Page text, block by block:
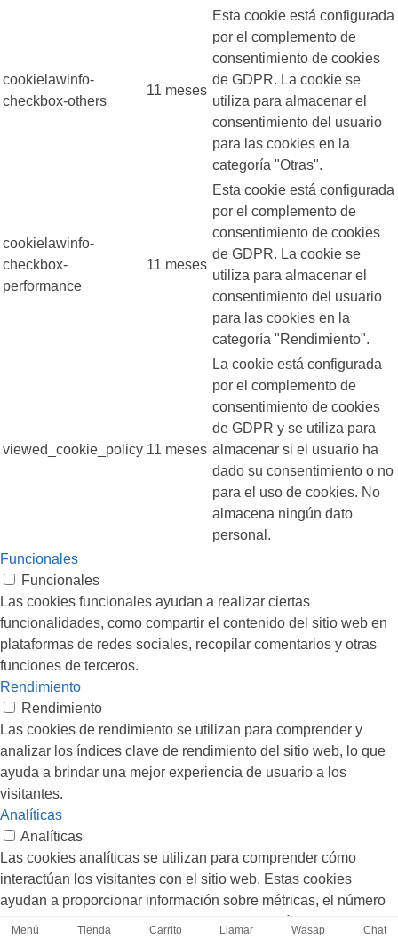
cookielawinfo-
checkbox-others
11 meses
Esta cookie está configurada
por el complemento de
consentimiento de cookies
de GDPR. La cookie se
utiliza para almacenar el
consentimiento del usuario
para las cookies en la
categoría "Otras".
cookielawinfo-
checkbox-
performance
11 meses
Esta cookie está configurada
por el complemento de
consentimiento de cookies
de GDPR. La cookie se
utiliza para almacenar el
consentimiento del usuario
para las cookies en la
categoría "Rendimiento".
viewed_cookie_policy 11 meses
La cookie está configurada
por el complemento de
consentimiento de cookies
de GDPR y se utiliza para
almacenar si el usuario ha
dado su consentimiento o no
para el uso de cookies. No
almacena ningún dato
personal.
Funcionales
Funcionales
Las cookies funcionales ayudan a realizar ciertas
funcionalidades, como compartir el contenido del sitio web en
plataformas de redes sociales, recopilar comentarios y otras
funciones de terceros.
Rendimiento
Rendimiento
Las cookies de rendimiento se utilizan para comprender y
analizar los índices clave de rendimiento del sitio web, lo que
ayuda a brindar una mejor experiencia de usuario a los
visitantes.
Analíticas
Analíticas
Las cookies analíticas se utilizan para comprender cómo
interactúan los visitantes con el sitio web. Estas cookies
ayudan a proporcionar información sobre métricas, el número
de visitantes, la tasa de rebote, la fuente de tráfico, etc.
Menú Tienda Carrito Llamar Wasap Chat